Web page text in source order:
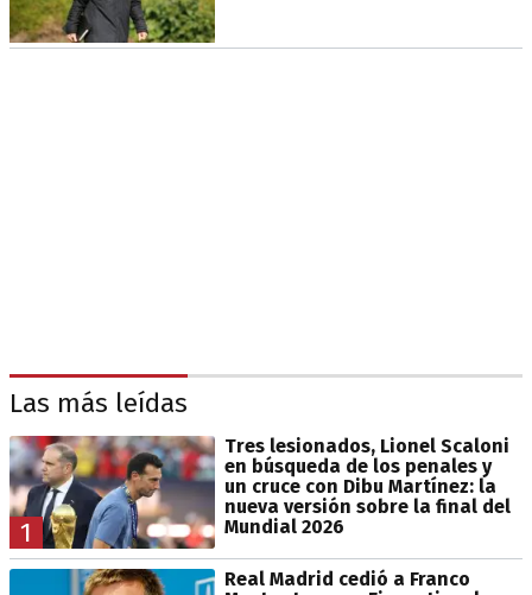
Las más leídas
1
Tres lesionados, Lionel Scaloni
en búsqueda de los penales y
un cruce con Dibu Martínez: la
nueva versión sobre la final del
Mundial 2026
Real Madrid cedió a Franco